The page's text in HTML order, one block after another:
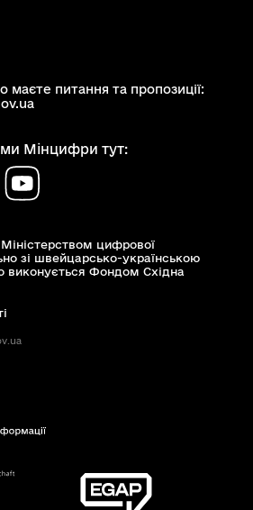
маєте питання та пропозиції:
Мінцифри тут:
цифрової
зі швейцарсько-українською
виконується Фондом Східна